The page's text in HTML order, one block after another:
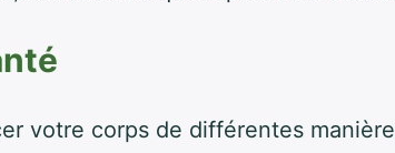
votre corps de différentes